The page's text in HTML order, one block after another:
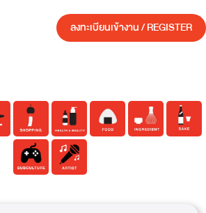
ลงทะเบียนเข้างาน / REGISTER